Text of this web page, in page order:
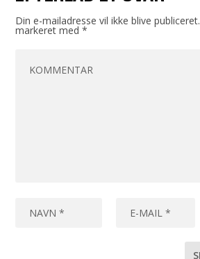
Din e-mailadresse vil ikke blive publiceret.
markeret med*